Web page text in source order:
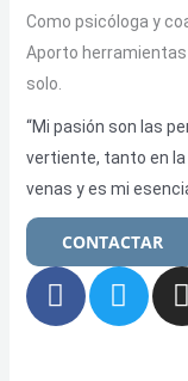
Como psicóloga y
Aporto
solo.
“Mi pasión son las
vertiente, tanto en
venas y es mi
CONTACTAR
F
a
T
w
I
n